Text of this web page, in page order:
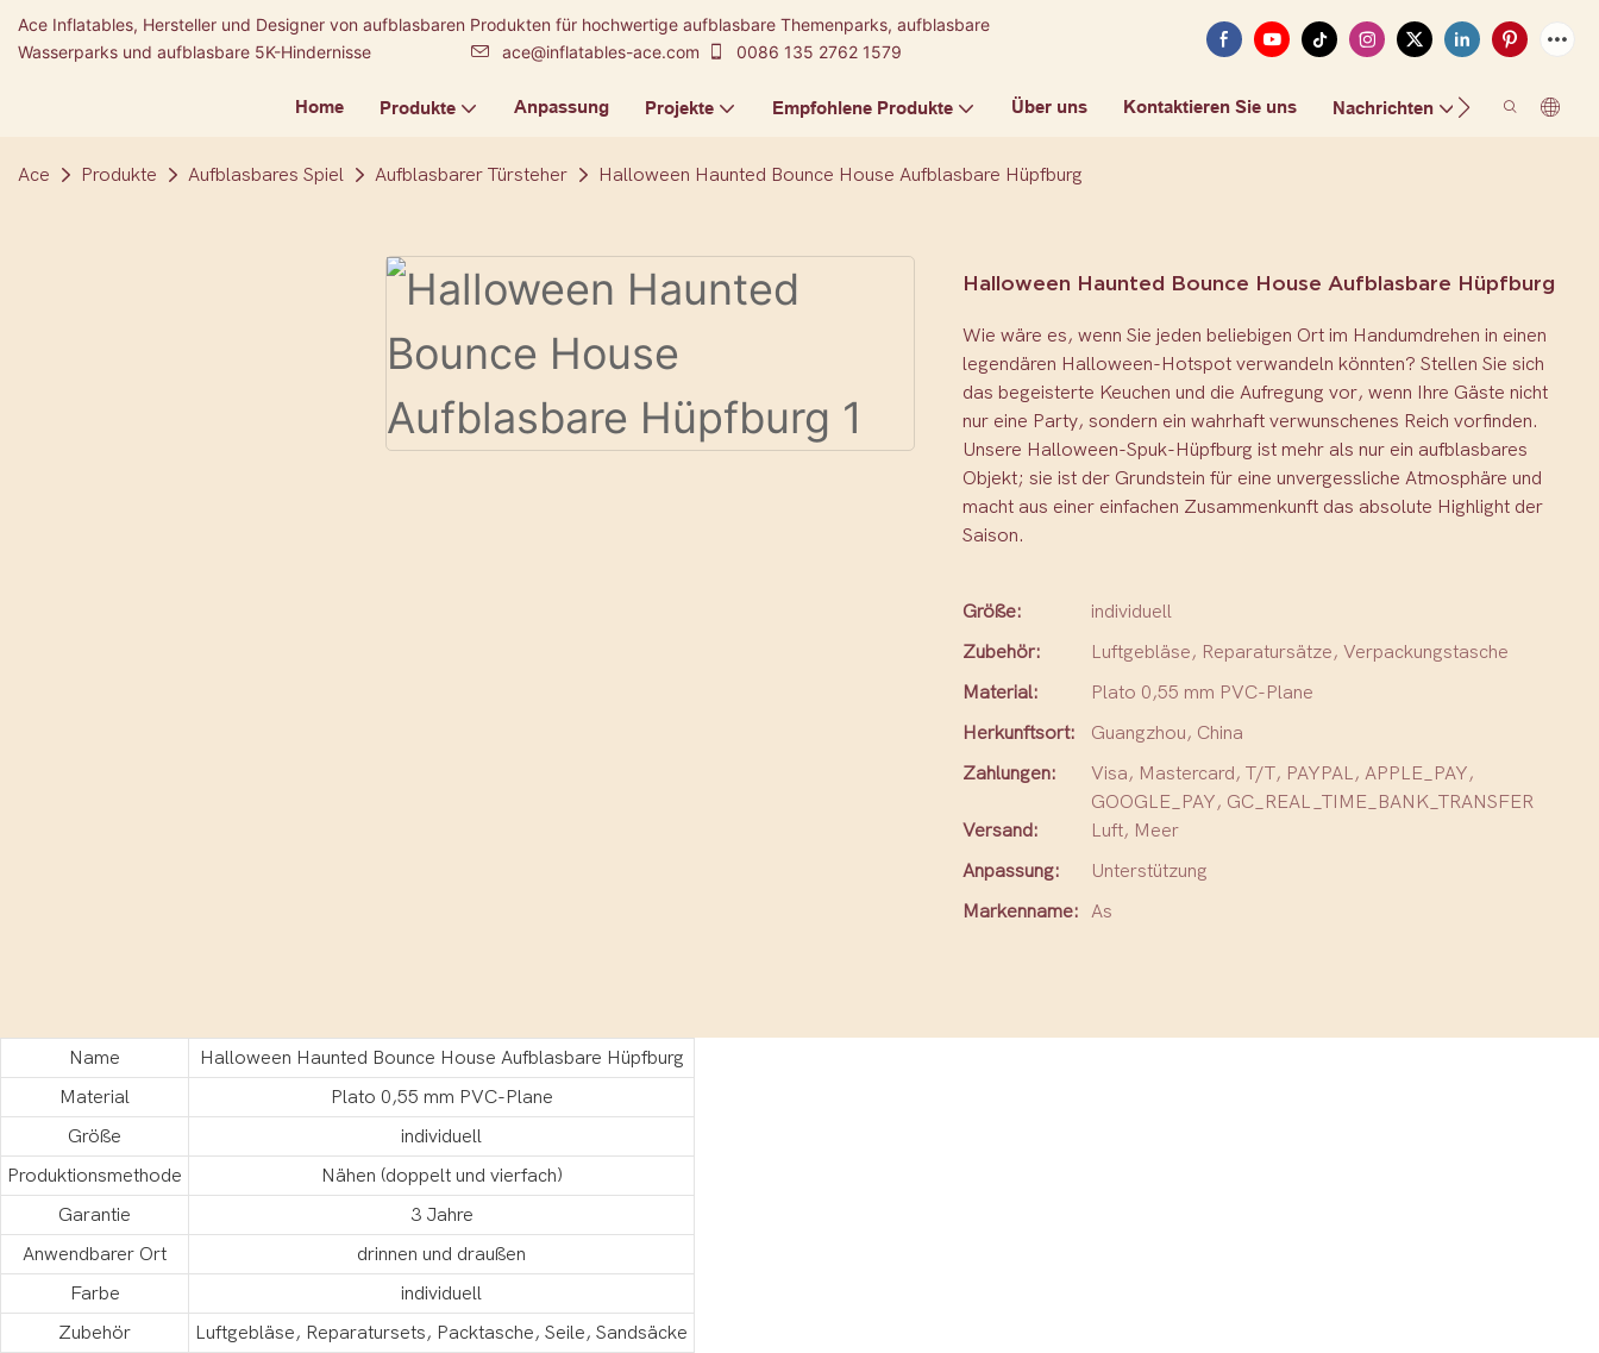
Ace Inflatables, Hersteller und Designer von aufblasbaren Produkten für hochwertige aufblasbare Themenparks, aufblasbare
Wasserparks und aufblasbare 5K-Hindernisse
ace@inflatables-ace.com 0086 135 2762 1579
Home Produkte Anpassung Projekte Empfohlene Produkte Über uns Kontaktieren Sie uns Nachrichten FAQ
Ace Produkte Aufblasbares Spiel Aufblasbarer Türsteher Halloween Haunted Bounce House Aufblasbare Hüpfburg
Halloween Haunted Bounce House Aufblasbare Hüpfburg
Wie wäre es, wenn Sie jeden beliebigen Ort im Handumdrehen in einen
legendären Halloween-Hotspot verwandeln könnten? Stellen Sie sich
das begeisterte Keuchen und die Aufregung vor, wenn Ihre Gäste nicht
nur eine Party, sondern ein wahrhaft verwunschenes Reich vorfinden.
Unsere Halloween-Spuk-Hüpfburg ist mehr als nur ein aufblasbares
Objekt; sie ist der Grundstein für eine unvergessliche Atmosphäre und
macht aus einer einfachen Zusammenkunft das absolute Highlight der
Saison.
Größe:
individuell
Zubehör:
Luftgebläse, Reparatursätze, Verpackungstasche
Material:
Plato 0,55 mm PVC-Plane
Herkunftsort:
Guangzhou, China
Zahlungen:
Visa, Mastercard, T/T, PAYPAL, APPLE_PAY,
GOOGLE_PAY, GC_REAL_TIME_BANK_TRANSFER
Versand:
Luft, Meer
Anpassung:
Unterstützung
Markenname:
As
Name
Halloween Haunted Bounce House Aufblasbare Hüpfburg
Material
Plato 0,55 mm PVC-Plane
Größe
individuell
Produktionsmethode
Nähen (doppelt und vierfach)
Garantie
3 Jahre
Anwendbarer Ort
drinnen und draußen
Farbe
individuell
Zubehör
Luftgebläse, Reparatursets, Packtasche, Seile, Sandsäcke